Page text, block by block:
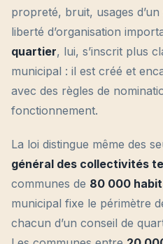
propreté, bruit, usages
liberté d’organisation
quartier, lui, s’inscrit plus
municipal : il est créé et
avec des règles de
fonctionnement.
La loi distingue même des
général des collectivités
communes de 80 000
municipal fixe le périmètre
chacun d’un conseil de